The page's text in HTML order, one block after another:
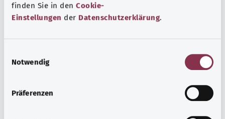
finden Sie in den Cookie-
Einstellungen der Datenschutzerklärung.
Notwendig
Präferenzen
Barriere melden
Inhalten unserer Internetseite aufgefallen? Dann nutzen